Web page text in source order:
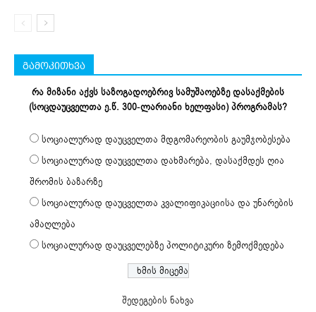
გამოკითხვა
რა მიზანი აქვს საზოგადოებრივ სამუშაოებზე დასაქმების
(სოცდაუცველთა ე.წ. 300-ლარიანი ხელფასი) პროგრამას?
სოციალურად დაუცველთა მდგომარეობის გაუმჯობესება
სოციალურად დაუცველთა დახმარება, დასაქმდეს ღია
შრომის ბაზარზე
სოციალურად დაუცველთა კვალიფიკაციისა და უნარების
ამაღლება
სოციალურად დაუცველებზე პოლიტიკური ზემოქმედება
შედეგების ნახვა